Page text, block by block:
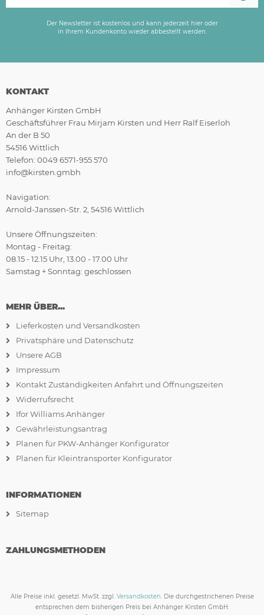
Der Newsletter ist kostenlos und kann jederzeit hier oder
in Ihrem Kundenkonto wieder abbestellt werden.
KONTAKT
Anhänger Kirsten GmbH
Geschäftsführer Frau Mirjam Kirsten und Herr Ralf Eiserloh
An der B 50
54516 Wittlich
Telefon: 0049 6571-955 570
info@kirsten.gmbh
Navigation:
Arnold-Janssen-Str. 2, 54516 Wittlich
Unsere Öffnungszeiten:
Montag - Freitag:
08.15 - 12.15 Uhr, 13.00 - 17.00 Uhr
Samstag + Sonntag: geschlossen
MEHR ÜBER...
Lieferkosten und Versandkosten
Privatsphäre und Datenschutz
Unsere AGB
Impressum
Kontakt Zuständigkeiten Anfahrt und Öffnungszeiten
Widerrufsrecht
Ifor Williams Anhänger
Gewährleistungsantrag
Planen für PKW-Anhänger Konfigurator
Planen für Kleintransporter Konfigurator
INFORMATIONEN
Sitemap
ZAHLUNGSMETHODEN
Alle Preise inkl. gesetzl. MwSt. zzgl. Versandkosten . Die durchgestrichenen Preise
entsprechen dem bisherigen Preis bei Anhänger Kirsten GmbH.